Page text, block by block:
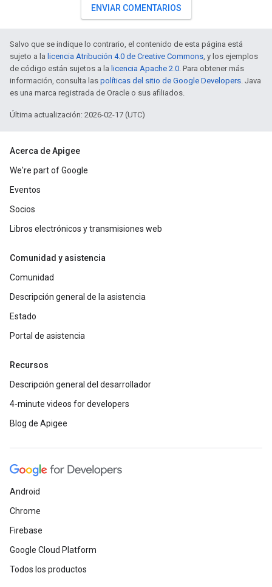
ENVIAR COMENTARIOS
Salvo que se indique lo contrario, el contenido de esta página está
sujeto a la licencia Atribución 4.0 de Creative Commons, y los ejemplos
de código están sujetos a la licencia Apache 2.0. Para obtener más
información, consulta las políticas del sitio de Google Developers. Java
es una marca registrada de Oracle o sus afiliados.
Última actualización: 2026-02-17 (UTC)
Acerca de Apigee
We're part of Google
Eventos
Socios
Libros electrónicos y transmisiones web
Comunidad y asistencia
Comunidad
Descripción general de la asistencia
Estado
Portal de asistencia
Recursos
Descripción general del desarrollador
4-minute videos for developers
Blog de Apigee
Android
Chrome
Firebase
Google Cloud Platform
Todos los productos